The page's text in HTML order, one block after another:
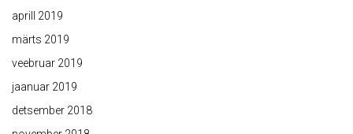
aprill 2019
märts 2019
veebruar 2019
jaanuar 2019
detsember 2018